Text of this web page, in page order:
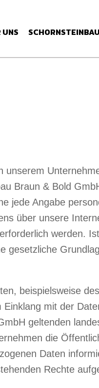
UNS SCHORNSTEINBAU
Braun & Bold
jede Angabe
über unsere
werden.
gesetzliche
beispielsweise
mit der
geltenden
die
Daten
Rechte